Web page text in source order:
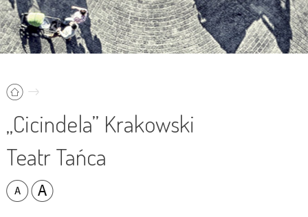
„Cicindela” Krakowski
Teatr Tańca